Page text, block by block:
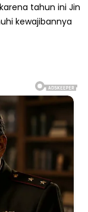
tahun ini Jin
kewajibannya